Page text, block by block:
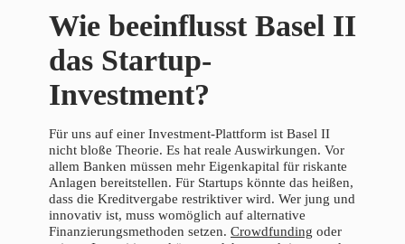
Wie beeinflusst Basel II
das Startup-
Investment?
Für uns auf einer Investment-Plattform ist Basel II
nicht bloße Theorie. Es hat reale Auswirkungen. Vor
allem Banken müssen mehr Eigenkapital für riskante
Anlagen bereitstellen. Für Startups könnte das heißen,
dass die Kreditvergabe restriktiver wird. Wer jung und
innovativ ist, muss womöglich auf alternative
Finanzierungsmethoden setzen. Crowdfunding oder